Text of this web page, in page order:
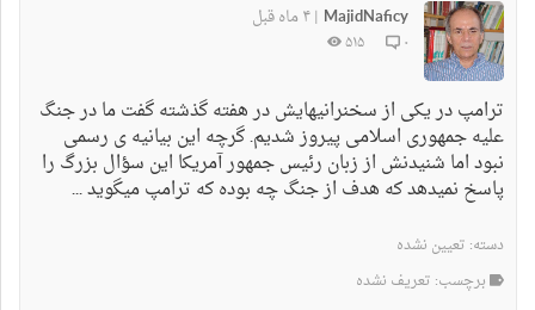
MajidNaficy
|۴ ماه قبل
۰ ۵۱۵
ترامپ در یکی از سخنرانیهایش در هفته گذشته گفت ما در جنگ
علیه جمهوری اسلامی پیروز شدیم. گرچه این بیانیه ی رسمی
نبود اما شنیدنش از زبان رئیس جمهور آمریکا این سؤال بزرگ را
پاسخ نمیدهد که هدف از جنگ چه بوده که ترامپ میگوید ...
دسته: تعیین نشده
برچسب: تعریف نشده